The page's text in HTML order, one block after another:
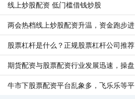
线上炒股配资 低门槛借钱炒股
两会热档线上炒股配资升温，资金跑步进
股票杠杆是什么？正规股票杠杆公司推荐
期货配资与股票配资行业发展迅速，操盘
牛市下股票配资平台乱象多，飞乐乐等平